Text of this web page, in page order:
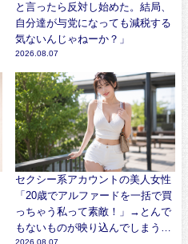
と言ったら反対し始めた。結局、
自分達が与党になっても減税する
気ないんじゃねーか？」
2026.08.07
セクシー系アカウントの美人女性
「20歳でアルファードを一括で買
っちゃう私って素敵！」→とんで
もないものが映り込んでしまう…
2026.08.07